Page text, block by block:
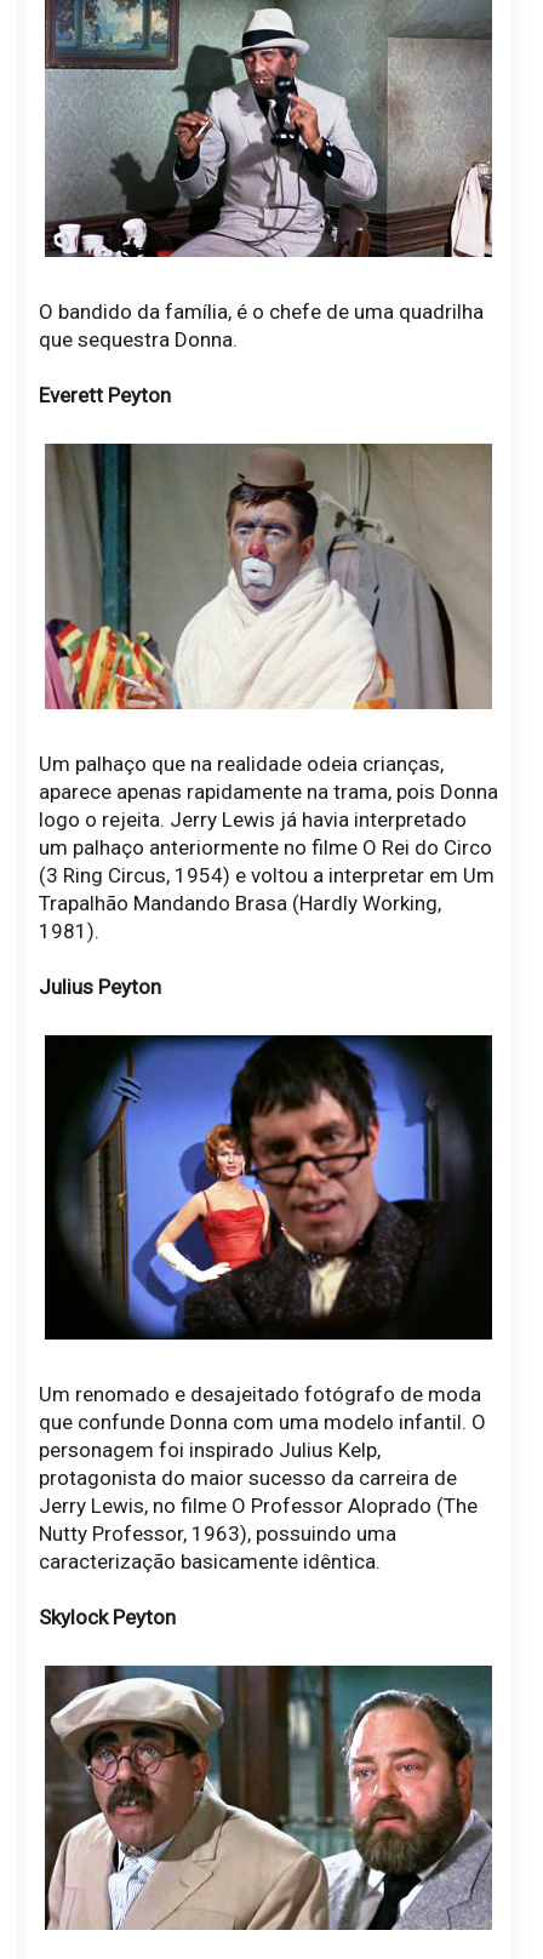
O bandido da família, é o chefe de uma quadrilha
que sequestra Donna.
Everett Peyton
Um palhaço que na realidade odeia crianças,
aparece apenas rapidamente na trama, pois Donna
logo o rejeita. Jerry Lewis já havia interpretado
um palhaço anteriormente no filme O Rei do Circo
(3 Ring Circus, 1954) e voltou a interpretar em Um
Trapalhão Mandando Brasa (Hardly Working,
1981).
Julius Peyton
Um renomado e desajeitado fotógrafo de moda
que confunde Donna com uma modelo infantil. O
personagem foi inspirado Julius Kelp,
protagonista do maior sucesso da carreira de
Jerry Lewis, no filme O Professor Aloprado (The
Nutty Professor, 1963), possuindo uma
caracterização basicamente idêntica.
Skylock Peyton